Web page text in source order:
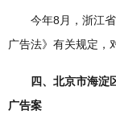
今年8月，浙江省
广告法》有关规定，
四、北京市海淀区
广告案